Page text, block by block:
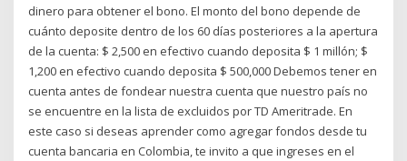
dinero para obtener el bono. El monto del bono depende de
cuánto deposite dentro de los 60 días posteriores a la apertura
de la cuenta: $ 2,500 en efectivo cuando deposita $ 1 millón; $
1,200 en efectivo cuando deposita $ 500,000 Debemos tener en
cuenta antes de fondear nuestra cuenta que nuestro país no
se encuentre en la lista de excluidos por TD Ameritrade. En
este caso si deseas aprender como agregar fondos desde tu
cuenta bancaria en Colombia, te invito a que ingreses en el